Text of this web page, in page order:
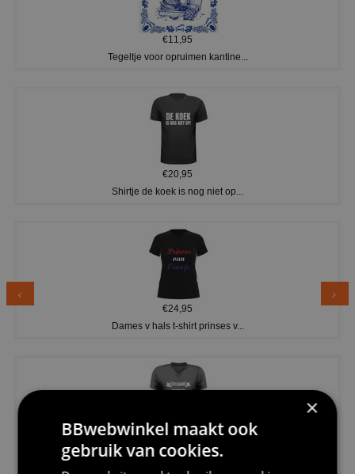
€11,95
Tegeltje voor opruimen kantine...
€20,95
Shirtje de koek is nog niet op...
€24,95
Dames v hals t-shirt prinses v...
€24,95
Koningsdag shirt heren v-hals ...
×
BBwebwinkel maakt ook
gebruik van cookies.